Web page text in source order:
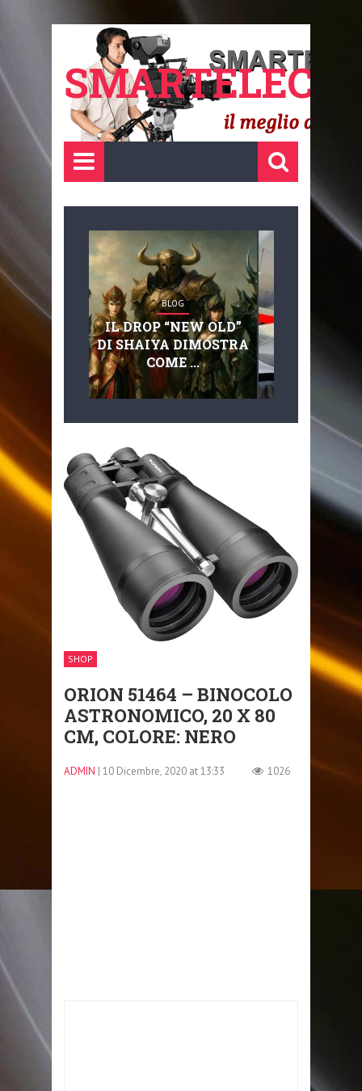
BLOG
IL DROP “NEW OLD”
DI SHAIYA DIMOSTRA
COME ...
SHOP
ORION 51464 – BINOCOLO
ASTRONOMICO, 20 X 80
CM, COLORE: NERO
ADMIN | 10 Dicembre, 2020 at 13:33 1026